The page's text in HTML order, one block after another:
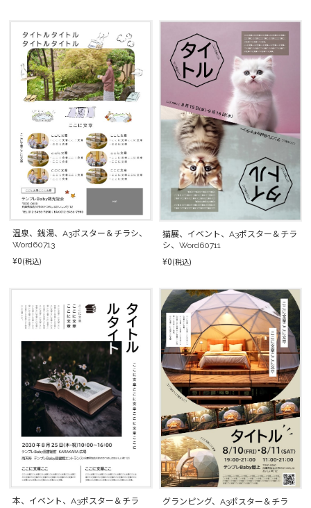
温泉、銭湯、A3ポスター＆チラシ、
Word60713
¥0(税込)
猫展、イベント、A3ポスター＆チラ
シ、Word60711
¥0(税込)
本、イベント、A3ポスター＆チラ
グランピング、A3ポスター＆チラ